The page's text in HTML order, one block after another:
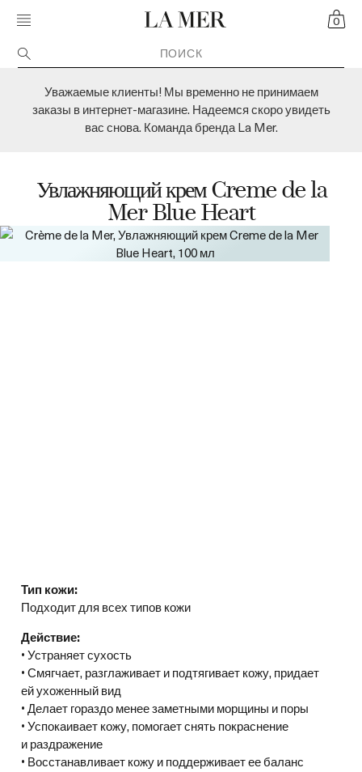
MOBILE MENU TOGGLE CART
0
CRÈME DE LA MER
Уважаемые клиенты! Мы временно не принимаем
заказы в интернет-магазине. Надеемся скоро увидеть
вас снова. Команда бренда La Mer.
Увлажняющий крем Creme de la
Mer Blue Heart
Тип кожи:
Подходит для всех типов кожи
Действие:
• Устраняет сухость
• Смягчает, разглаживает и подтягивает кожу, придает
ей ухоженный вид
• Делает гораздо менее заметными морщины и поры
• Успокаивает кожу, помогает снять покраснение
и раздражение
• Восстанавливает кожу и поддерживает ее баланс